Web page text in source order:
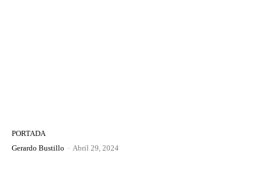
PORTADA
Gerardo Bustillo - Abril 29, 2024